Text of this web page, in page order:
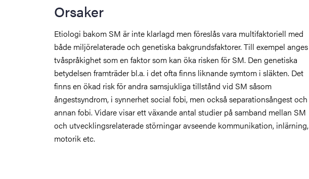
Orsaker
Etiologi bakom SM är inte klarlagd men föreslås vara multifaktoriell med
både miljörelaterade och genetiska bakgrundsfaktorer. Till exempel anges
tvåspråkighet som en faktor som kan öka risken för SM. Den genetiska
betydelsen framträder bl.a. i det ofta finns liknande symtom i släkten. Det
finns en ökad risk för andra samsjukliga tillstånd vid SM såsom
ångestsyndrom, i synnerhet social fobi, men också separationsångest och
annan fobi. Vidare visar ett växande antal studier på samband mellan SM
och utvecklingsrelaterade störningar avseende kommunikation, inlärning,
motorik etc.